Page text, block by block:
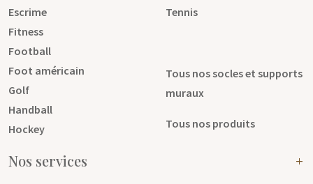
Escrime
Fitness
Football
Foot américain
Golf
Handball
Hockey
Tennis
Tous nos socles et supports
muraux
Tous nos produits
Nos services